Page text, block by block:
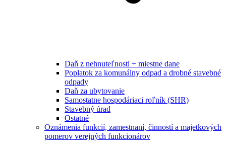
Daň z nehnuteľnosti + miestne dane
Poplatok za komunálny odpad a drobné stavebné
odpady
Daň za ubytovanie
Samostatne hospodáriaci roľník (SHR)
Stavebný úrad
Ostatné
Oznámenia funkcií, zamestnaní, činností a majetkových
pomerov verejných funkcionárov